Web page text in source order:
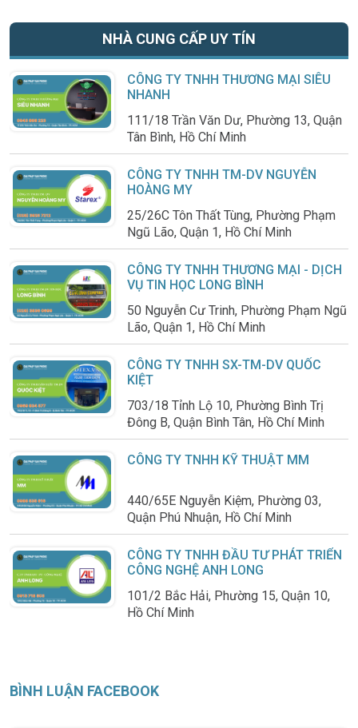
NHÀ CUNG CẤP UY TÍN
CÔNG TY TNHH THƯƠNG MẠI SIÊU
NHANH
111/18 Trần Văn Dư, Phường 13, Quận
Tân Bình, Hồ Chí Minh
CÔNG TY TNHH TM-DV NGUYỄN
HOÀNG MY
25/26C Tôn Thất Tùng, Phường Phạm
Ngũ Lão, Quận 1, Hồ Chí Minh
CÔNG TY TNHH THƯƠNG MẠI - DỊCH
VỤ TIN HỌC LONG BÌNH
50 Nguyễn Cư Trinh, Phường Phạm Ngũ
Lão, Quận 1, Hồ Chí Minh
CÔNG TY TNHH SX-TM-DV QUỐC
KIỆT
703/18 Tỉnh Lộ 10, Phường Bình Trị
Đông B, Quận Bình Tân, Hồ Chí Minh
CÔNG TY TNHH KỸ THUẬT MM
440/65E Nguyễn Kiệm, Phường 03,
Quận Phú Nhuận, Hồ Chí Minh
CÔNG TY TNHH ĐẦU TƯ PHÁT TRIỂN
CÔNG NGHỆ ANH LONG
101/2 Bắc Hải, Phường 15, Quận 10,
Hồ Chí Minh
BÌNH LUẬN FACEBOOK